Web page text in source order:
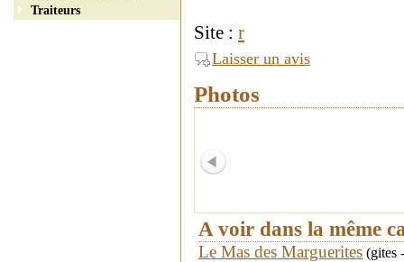
Site : r
Laisser un avis
Photos
A voir dans la même
Le Mas des Marguerites (gites
Traiteurs